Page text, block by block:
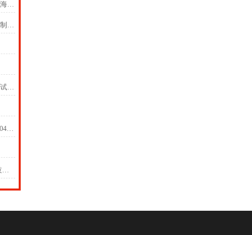
织物胀破强度测试仪 新款产品上海徽涛
针座针管连接度测试仪 15年研发制造经验！靠谱，值得信耐！上海徽涛！
带固定圈的试样成形对开模具 测试步骤
注射器滑动性测试仪 YBB00112004-2015哪家好？上海徽涛！
鼻氧管连接牢固性测试仪 徽涛 技术指导